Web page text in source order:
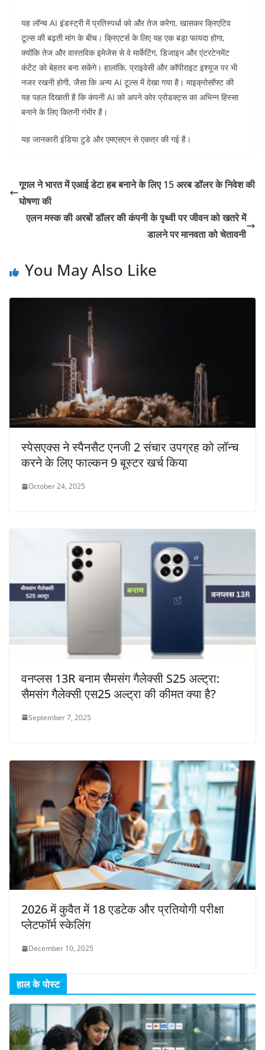
यह लॉन्च AI इंडस्ट्री में प्रतिस्पर्धा को और तेज करेगा, खासकर क्रिएटिव
टूल्स की बढ़ती मांग के बीच। क्रिएटर्स के लिए यह एक बड़ा फायदा होगा,
क्योंकि तेज और वास्तविक इमेजेस से वे मार्केटिंग, डिजाइन और एंटरटेनमेंट
कंटेंट को बेहतर बना सकेंगे। हालांकि, प्राइवेसी और कॉपीराइट इश्यूज पर भी
नजर रखनी होगी, जैसा कि अन्य AI टूल्स में देखा गया है। माइक्रोसॉफ्ट की
यह पहल दिखाती है कि कंपनी AI को अपने कोर प्रोडक्ट्स का अभिन्न हिस्सा
बनाने के लिए कितनी गंभीर है।
यह जानकारी इंडिया टुडे और एमएसएन से एकत्र की गई है।
गूगल ने भारत में एआई डेटा हब बनाने के लिए 15 अरब डॉलर के निवेश की
घोषणा की
एलन मस्क की अरबों डॉलर की कंपनी के पृथ्वी पर जीवन को खतरे में
डालने पर मानवता को चेतावनी
You May Also Like
स्पेसएक्स ने स्पैनसैट एनजी 2 संचार उपग्रह को लॉन्च
करने के लिए फाल्कन 9 बूस्टर खर्च किया
October 24, 2025
वनप्लस 13R बनाम सैमसंग गैलेक्सी S25 अल्ट्रा:
सैमसंग गैलेक्सी एस25 अल्ट्रा की कीमत क्या है?
September 7, 2025
2026 में कुवैत में 18 एडटेक और प्रतियोगी परीक्षा
प्लेटफॉर्म स्केलिंग
December 10, 2025
हाल के पोस्ट